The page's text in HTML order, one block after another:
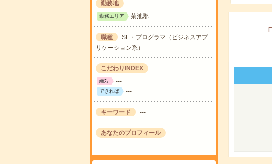
勤務地
勤務エリア 菊池郡
職種
SE・プログラマ（ビジネスアプ
リケーション系）
こだわりINDEX
絶対 ---
できれば ---
キーワード ---
あなたのプロフィール
---
「